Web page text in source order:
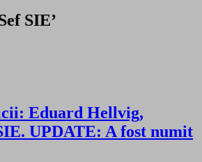
SIE’
Eduard Hellvig,
UPDATE: A fost numit